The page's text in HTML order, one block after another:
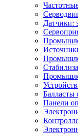
Датчики:
Балласты
Панели